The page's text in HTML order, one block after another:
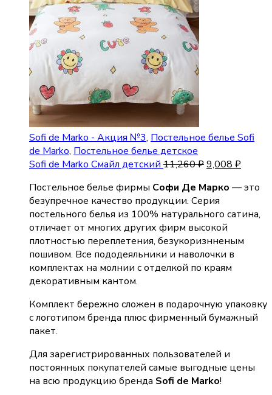
Sofi de Marko - Акция №3, Постельное белье Sofi
de Marko, Постельное белье детское
Sofi de Marko Смайл детский 11,260₽9,008 ₽
Постельное белье фирмы Софи Де Марко — это
безупречное качество продукции. Серия
постельного белья из 100% натурального сатина,
отличает от многих других фирм высокой
плотностью переплетения, безукоризнненым
пошивом. Все пододеяльники и наволочки в
комплектах на молнии с отделкой по краям
декоративным кантом.
Комплект бережно сложен в подарочную упаковку
с логотипом бренда плюс фирменный бумажный
пакет.
Для зарегистрированных пользователей и
постоянных покупателей самые выгодные цены
на всю продукцию бренда Sofi de Marko!